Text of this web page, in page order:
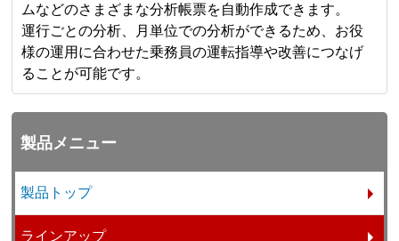
ムなどのさまざまな分析帳票を自動作成できます。
運行ごとの分析、月単位での分析ができるため、お役
様の運用に合わせた乗務員の運転指導や改善につなげ
ることが可能です。
製品メニュー
製品トップ
ラインアップ